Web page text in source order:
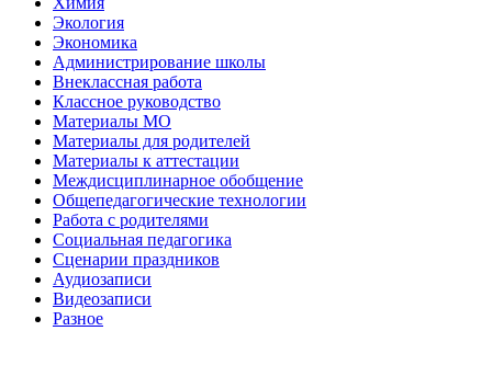
Экология
Экономика
Администрирование школы
Внеклассная работа
Классное руководство
Материалы МО
Материалы для родителей
Материалы к аттестации
Междисциплинарное обобщение
Общепедагогические технологии
Работа с родителями
Социальная педагогика
Сценарии праздников
Аудиозаписи
Видеозаписи
Разное